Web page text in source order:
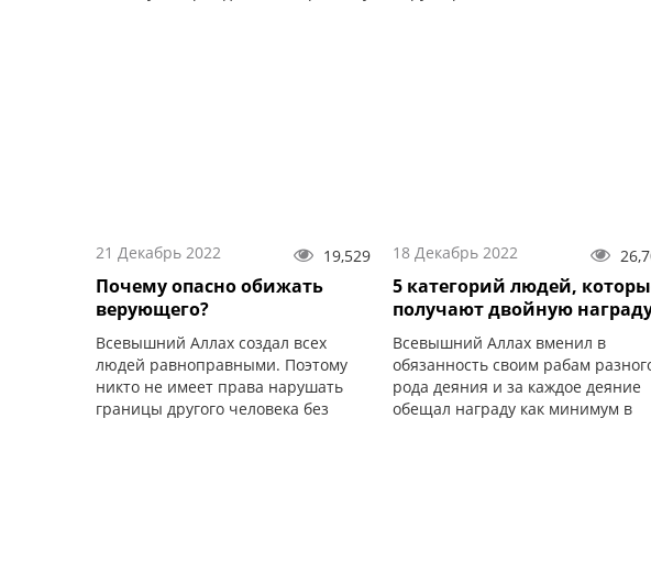
21 Декабрь 2022 19,529
Почему опасно обижать
верующего?
Всевышний Аллах создал всех
людей равноправными. Поэтому
никто не имеет права нарушать
границы другого человека без
18 Декабрь 2022
5 категорий людей,
получают двойную
Всевышний Аллах вменил в
обязанность своим рабам
рода деяния и за каждое деяние
обещал награду как минимум в